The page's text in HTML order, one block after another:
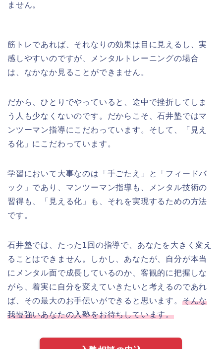
ません。
筋トレであれば、それなりの効果は目に見えるし、実
感しやすいのですが、メンタルトレーニングの場合
は、なかなか見ることができません。
だから、ひとりでやっていると、途中で挫折してしま
う人も少なくないのです。だからこそ、石井塾ではマ
ンツーマン指導にこだわっています。そして、「見え
る化」にこだわっています。
学習において大事なのは「手ごたえ」と「フィードバ
ック」であり、マンツーマン指導も、メンタル技術の
習得も、「見える化」も、それを実現するための方法
です。
石井塾では、たった1回の指導で、あなたを大きく変え
ることはできません。しかし、あなたが、自分が本当
にメンタル面で成長しているのか、客観的に把握しな
がら、着実に自分を変えていきたいと考えるのであれ
ば、その最大のお手伝いができると思います。 そんな
我慢強いあなたの入塾をお待ちしています。